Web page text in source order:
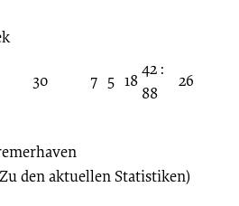
30 7 5 18
42 :
88
26
den aktuellen Statistiken)